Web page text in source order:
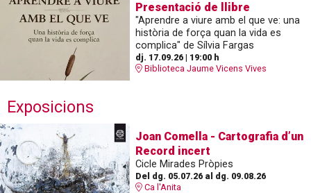
Presentació de llibre
"Aprendre a viure amb el que ve: una
història de força quan la vida es
complica" de Sílvia Fargas
dj. 17.09.26| 19:00 h
Biblioteca Jaume Vicens Vives
Exposicions
Joan Comella - Cartografia d’un
Record incert
Cicle Mirades Pròpies
Del dg. 05.07.26al dg. 09.08.26
Ca l'Anita